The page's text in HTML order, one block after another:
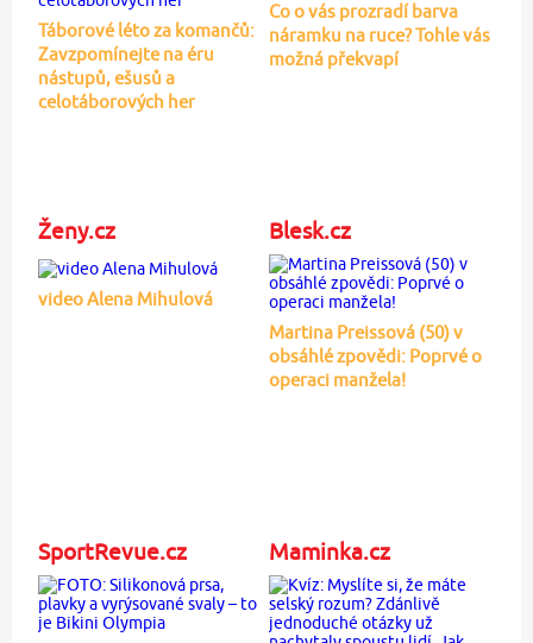
Táborové léto za komančů:
Zavzpomínejte na éru
nástupů, ešusů a
celotáborových her
Co o vás prozradí barva
náramku na ruce? Tohle vás
možná překvapí
Ženy.cz
video Alena Mihulová
Blesk.cz
Martina Preissová (50) v
obsáhlé zpovědi: Poprvé o
operaci manžela!
SportRevue.cz Maminka.cz